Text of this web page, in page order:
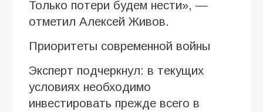
Только потери будем нести», —
отметил Алексей Живов.
Приоритеты современной войны
Эксперт подчеркнул: в текущих
условиях необходимо
инвестировать прежде всего в